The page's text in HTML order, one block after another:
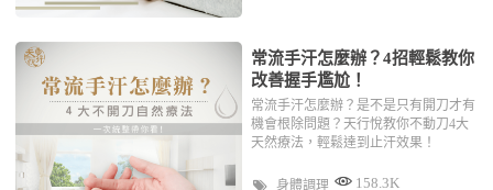
常流手汗怎麼辦？4招輕鬆教你
改善握手尷尬！
常流手汗怎麼辦？是不是只有開刀才有
機會根除問題？天行悅教你不動刀4大
天然療法，輕鬆達到止汗效果！
身體調理 158.3K